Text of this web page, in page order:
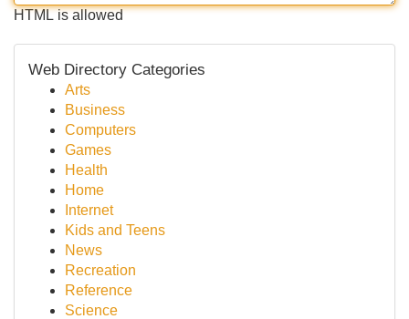
HTML is allowed
Web Directory Categories
Arts
Business
Computers
Games
Health
Home
Internet
Kids and Teens
News
Recreation
Reference
Science